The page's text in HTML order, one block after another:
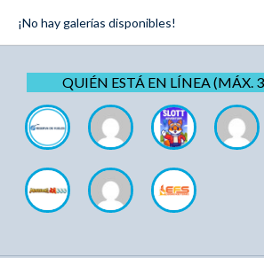
¡No hay galerías disponibles!
QUIÉN ESTÁ EN LÍNEA (MÁX.